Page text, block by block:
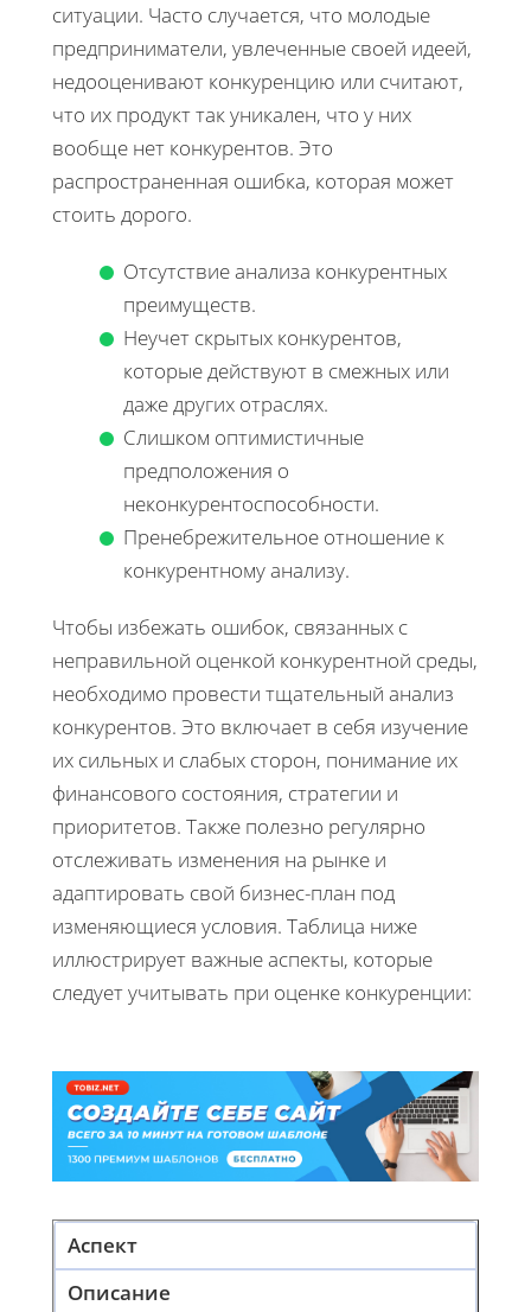
ситуации. Часто случается, что молодые
предприниматели, увлеченные своей идеей,
недооценивают конкуренцию или считают,
что их продукт так уникален, что у них
вообще нет конкурентов. Это
распространенная ошибка, которая может
стоить дорого.
Отсутствие анализа конкурентных
преимуществ.
Неучет скрытых конкурентов,
которые действуют в смежных или
даже других отраслях.
Слишком оптимистичные
предположения о
неконкурентоспособности.
Пренебрежительное отношение к
конкурентному анализу.
Чтобы избежать ошибок, связанных с
неправильной оценкой конкурентной среды,
необходимо провести тщательный анализ
конкурентов. Это включает в себя изучение
их сильных и слабых сторон, понимание их
финансового состояния, стратегии и
приоритетов. Также полезно регулярно
отслеживать изменения на рынке и
адаптировать свой бизнес-план под
изменяющиеся условия. Таблица ниже
иллюстрирует важные аспекты, которые
следует учитывать при оценке конкуренции:
Аспект
Описание